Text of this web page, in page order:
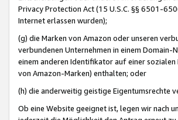
Privacy Protection Act (15 U.S.C. §§ 6501-
Internet erlassen wurden);
(g) die Marken von Amazon oder unseren
verbundenen Unternehmen in einem Domain-
einem anderen Identifikator auf einer
von Amazon-Marken) enthalten; oder
(h) die anderweitig geistige Eigentumsrechte
Ob eine Website geeignet ist, legen wir nach